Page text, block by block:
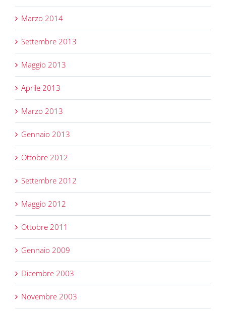
Marzo 2014
Settembre 2013
Maggio 2013
Aprile 2013
Marzo 2013
Gennaio 2013
Ottobre 2012
Settembre 2012
Maggio 2012
Ottobre 2011
Gennaio 2009
Dicembre 2003
Novembre 2003